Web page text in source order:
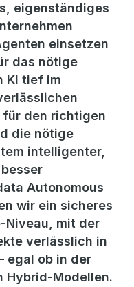
eigenständiges
einsetzen
das nötige
KI tief im
für den richtigen
die nötige
intelligenter,
Autonomous
wir ein sicheres
Niveau, mit der
verlässlich in
egal ob in der
Hybrid-Modellen.